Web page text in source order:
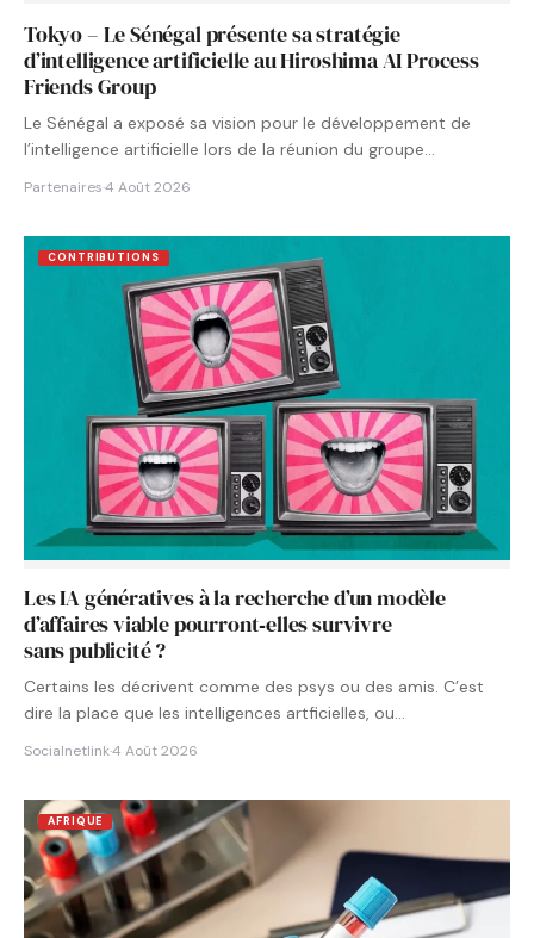
Tokyo – Le Sénégal présente sa stratégie
d’intelligence artificielle au Hiroshima AI Process
Friends Group
Le Sénégal a exposé sa vision pour le développement de
l’intelligence artificielle lors de la réunion du groupe…
Partenaires·4 Août 2026
CONTRIBUTIONS
Les IA génératives à la recherche d’un modèle
d’affaires viable pourront‑elles survivre
sans publicité ?
Certains les décrivent comme des psys ou des amis. C’est
dire la place que les intelligences artficielles, ou…
Socialnetlink·4 Août 2026
AFRIQUE